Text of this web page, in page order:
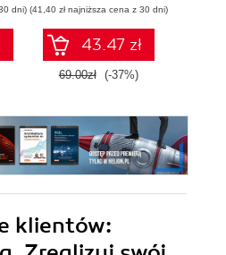
dni) (41,40 zł najniższa cena z 30 dni)
43.47 zł
69.00zł (-37%)
klientów: